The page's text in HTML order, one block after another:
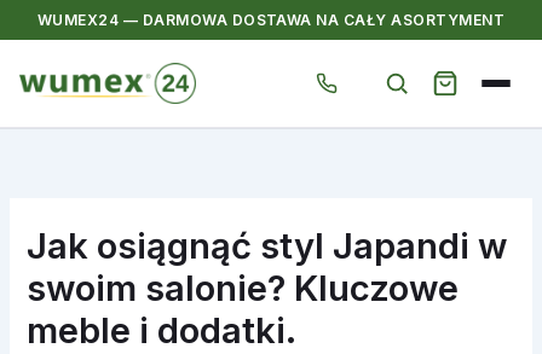
WUMEX24 — DARMOWA DOSTAWA NA CAŁY ASORTYMENT
Jak osiągnąć styl Japandi w
swoim salonie? Kluczowe
meble i dodatki.